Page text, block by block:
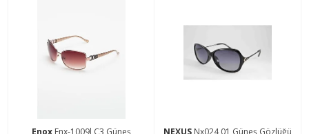
Enox Enx-1009l C3 Güneş
NEXUS Nx024 01 Güneş Gözlüğü